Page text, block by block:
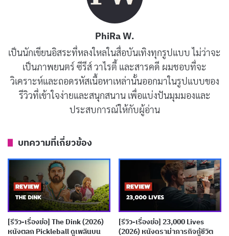
ตลอด ความสัมพันธ์ระหว่าง George กับฝูงแกะถูกเล่าให้
อบอุ่นและน่าเชื่อถือ จนเวลาเขาถูกฆาตกรรม ความอยากรู้
และความเอาใจช่วยฝูงแกะก็เกิดขึ้นโดยอัตโนมัติ
เมื่อ George ตาย ฝูงแกะตัดสินใจใช้ความรู้จากนิยาย
สืบสวนที่ฟังมาทั้งชีวิตในการสืบหาฆาตกร แต่ปัญหาคือโลก
ของพวกมันมีแค่ทุ่งหญ้า ไม่เคยเหยียบพื้นยางมะตอย ไม่รู้
ว่าโบสถ์คืออะไร และมีกฎแปลกว่าแกะที่เกิดหน้าหนาวจะ
น่ารัก แต่ก็เต็มไปด้วยปมที่ลึกกว่าผิวเผิน ใครที่ชอบ
สืบสวนสอบสวนแบบที่ไม่ต้องคิดมากจนนอนไม่หลับ เรื่อง
นี้ตอบโจทย์ได้ดีทีเดียว
PhiRa W.
เป็นนักเขียนอิสระที่หลงใหลในสื่อบันเทิงทุกรูปแบบ ไม่ว่าจะ
เป็นภาพยนตร์ ซีรีส์ วาไรตี้ และสารคดี ผมชอบที่จะ
วิเคราะห์และถอดรหัสเนื้อหาเหล่านั้นออกมาในรูปแบบของ
รีวิวที่เข้าใจง่ายและสนุกสนาน เพื่อแบ่งปันมุมมองและ
ประสบการณ์ให้กับผู้อ่าน
บทความที่เกี่ยวข้อง
[รีวิว-เรื่องย่อ] The Dink (2026)
หนังตลก Pickleball ดูเพลินบน
[รีวิว-เรื่องย่อ] 23,000 Lives
(2026) หนังดราม่าภารกิจกู้ชีวิต